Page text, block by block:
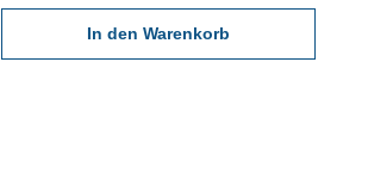
In den Warenkorb